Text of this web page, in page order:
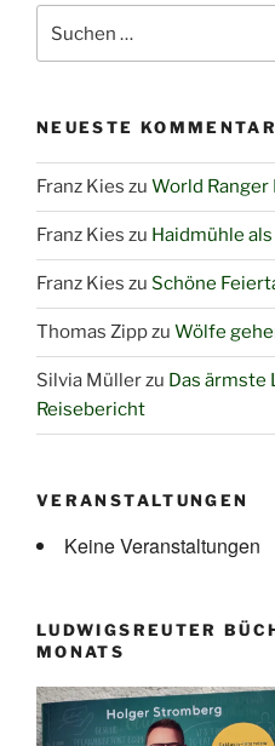
nach:
NEUESTE
Franz Kies zu World Ranger
Franz Kies zu Haidmühle
Franz Kies zu Schöne
Thomas Zippzu Wölfe
Silvia Müllerzu Das ärmste
Reisebericht
VERANSTALTUNGEN
Keine Veranstaltungen
LUDWIGSREUTER
MONATS